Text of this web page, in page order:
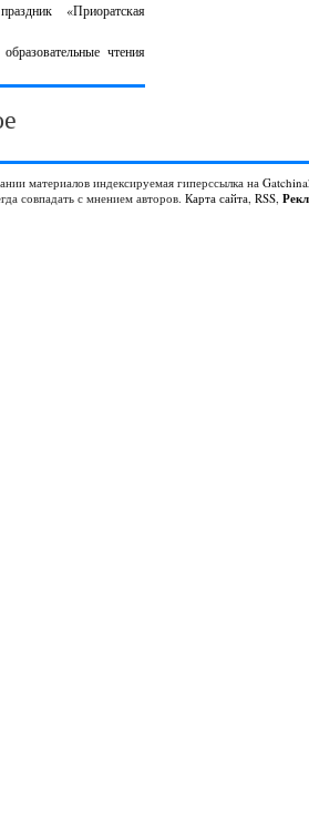
«Приоратская
чтения
материалов индексируемая гиперссылка на
совпадать с мнением авторов. Карта сайта, RSS,